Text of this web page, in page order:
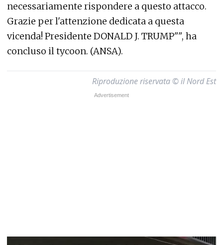
necessariamente rispondere a questo attacco.
Grazie per l'attenzione dedicata a questa
vicenda! Presidente DONALD J. TRUMP"", ha
concluso il tycoon. (ANSA).
Riproduzione riservata © il Nord Est